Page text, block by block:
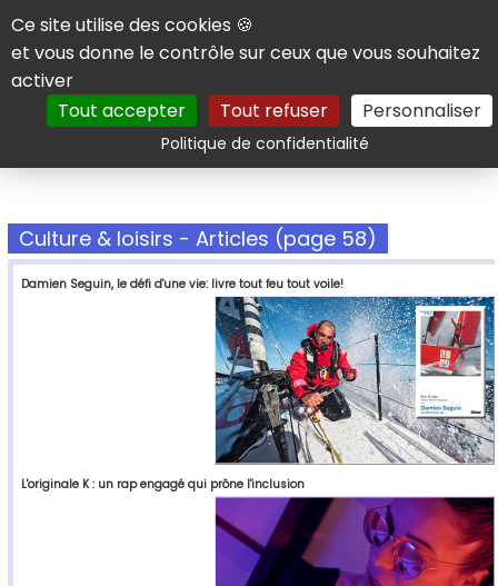
Panneau de gestion des cookies
Ce site utilise des cookies 🍪
et vous donne le contrôle sur ceux que vous souhaitez
activer
Tout accepter
Tout refuser Personnaliser
Politique de confidentialitéRechercher
Culture & loisirs - Articles (page 58)
Damien Seguin, le défi d'une vie: livre tout feu tout voile!
L'originale K : un rap engagé qui prône l'inclusion